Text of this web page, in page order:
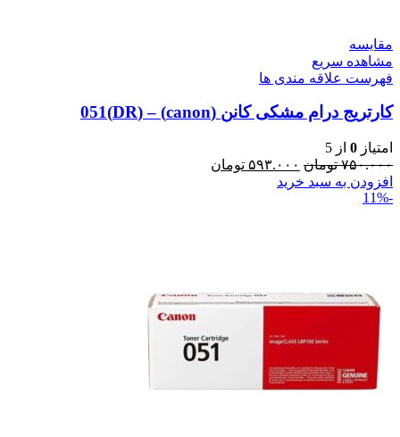
مقایسه
مشاهده سریع
فهرست علاقه مندی ها
کارتریج درام مشکی کانن (canon) – (DR)051
امتیاز 0 از 5
۷۵۰.۰۰۰ تومان ۵۹۳.۰۰۰ تومان
افزودن به سبد خرید
-11%